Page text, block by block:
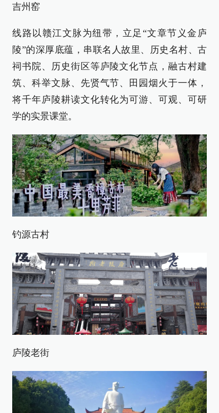
吉州窑
线路以赣江文脉为纽带，立足“文章节义金庐
陵”的深厚底蕴，串联名人故里、历史名村、古
祠书院、历史街区等庐陵文化节点，融古村建
筑、科举文脉、先贤气节、田园烟火于一体，
将千年庐陵耕读文化转化为可游、可观、可研
学的实景课堂。
钓源古村
庐陵老街